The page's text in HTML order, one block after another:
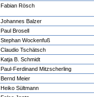
Fabian Rösch
Johannes Balzer
Paul Brosell
Stephan Wockenfuß
Claudio Tschätsch
Katja B. Schmidt
Paul-Ferdinand Mitzscherling
Bernd Meier
Heiko Sültmann